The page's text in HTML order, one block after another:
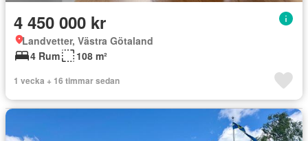
4 450 000 kr
Landvetter, Västra Götaland
4 Rum
108 m²
1 vecka + 16 timmar sedan